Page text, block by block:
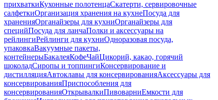
прихваткиКухонные полотенцаСкатерти, сервировочные
салфеткиОрганизация хранения на кухнеПосуда для
храненияОрганайзеры для кухниОрганайзеры для
специйПосуда для ланчаПолки и аксессуары на
рейлингиРейлинги для кухниОдноразовая посуда,
упаковкаВакуумные пакеты,
контейнерыБакалеяКофеЧайЦикорий, какао, горячий
шоколадСиропы и топпингиКонсервирование и
дистилляцияАвтоклавы для консервированияАксессуары для
консервированияПриспособления для
консервированияОткрывалкиПивоварниЕмкости для